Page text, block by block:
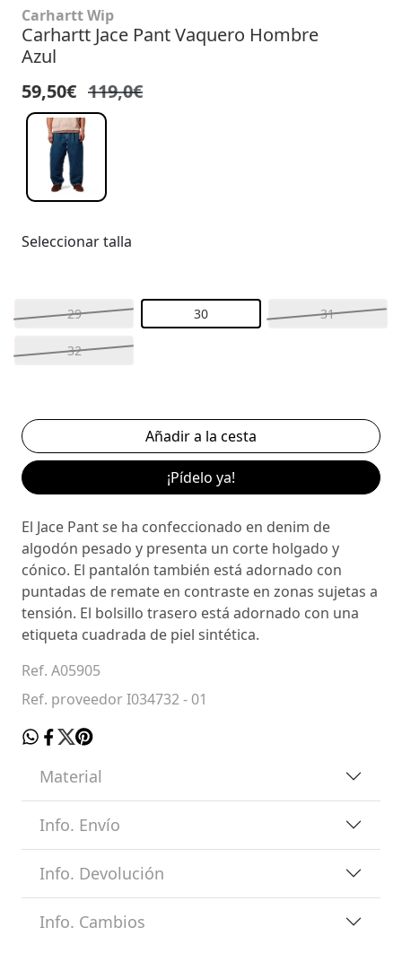
Carhartt Wip
Carhartt Jace Pant Vaquero Hombre
Azul
59,50€ 119,0€
Seleccionar talla
29 30 31
32
¡Pídelo ya!
El Jace Pant se ha confeccionado en denim de
algodón pesado y presenta un corte holgado y
cónico. El pantalón también está adornado con
puntadas de remate en contraste en zonas sujetas a
tensión. El bolsillo trasero está adornado con una
etiqueta cuadrada de piel sintética.
Ref. A05905
Ref. proveedor I034732 - 01
Material
Info. Envío
Info. Devolución
Info. Cambios